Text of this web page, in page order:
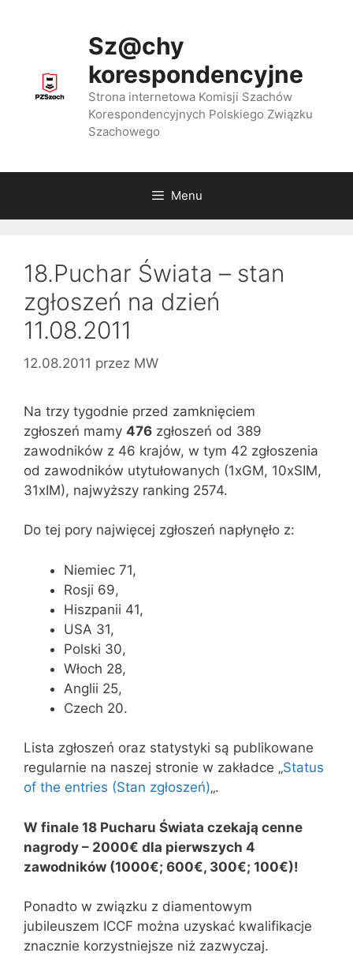
Sz@chy
korespondencyjne
Strona internetowa Komisji Szachów
Korespondencyjnych Polskiego Związku
Szachowego
Menu
18.Puchar Świata – stan
zgłoszeń na dzień
11.08.2011
12.08.2011 przez MW
Na trzy tygodnie przed zamknięciem
zgłoszeń mamy 476 zgłoszeń od 389
zawodników z 46 krajów, w tym 42 zgłoszenia
od zawodników utytułowanych (1xGM, 10xSIM,
31xIM), najwyższy ranking 2574.
Do tej pory najwięcej zgłoszeń napłynęło z:
Niemiec 71,
Rosji 69,
Hiszpanii 41,
USA 31,
Polski 30,
Włoch 28,
Anglii 25,
Czech 20.
Lista zgłoszeń oraz statystyki są publikowane
regularnie na naszej stronie w zakładce „Status
of the entries (Stan zgłoszeń)„.
W finale 18 Pucharu Świata czekają cenne
nagrody – 2000€ dla pierwszych 4
zawodników (1000€; 600€, 300€; 100€)!
Ponadto w związku z diamentowym
jubileuszem ICCF można uzyskać kwalifikacje
znacznie korzystniejsze niż zazwyczaj.